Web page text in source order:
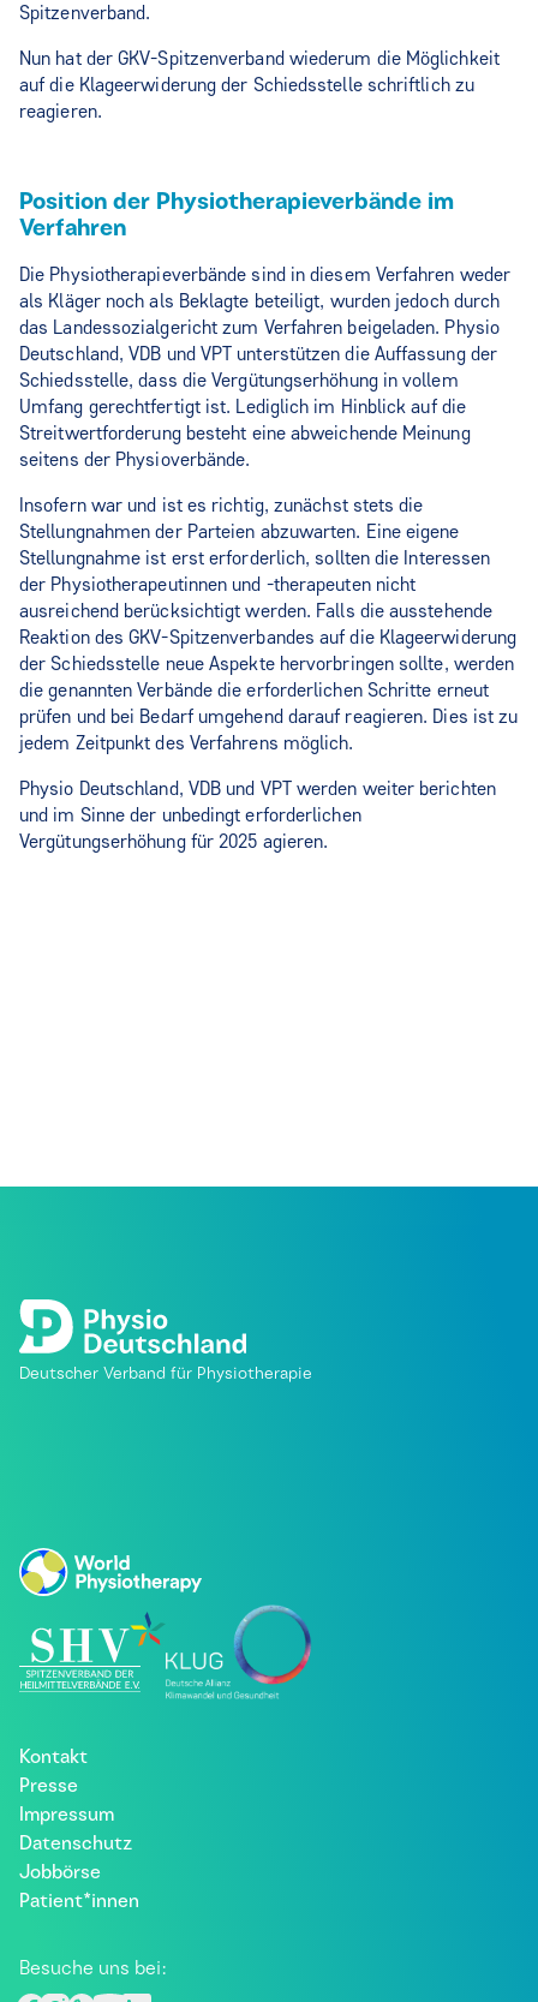
Spitzenverband.
Nun hat der GKV-Spitzenverband wiederum die Möglichkeit
auf die Klageerwiderung der Schiedsstelle schriftlich zu
reagieren.
Position der Physiotherapieverbände im
Verfahren
Die Physiotherapieverbände sind in diesem Verfahren weder
als Kläger noch als Beklagte beteiligt, wurden jedoch durch
das Landessozialgericht zum Verfahren beigeladen. Physio
Deutschland, VDB und VPT unterstützen die Auffassung der
Schiedsstelle, dass die Vergütungserhöhung in vollem
Umfang gerechtfertigt ist. Lediglich im Hinblick auf die
Streitwertforderung besteht eine abweichende Meinung
seitens der Physioverbände.
Insofern war und ist es richtig, zunächst stets die
Stellungnahmen der Parteien abzuwarten. Eine eigene
Stellungnahme ist erst erforderlich, sollten die Interessen
der Physiotherapeutinnen und -therapeuten nicht
ausreichend berücksichtigt werden. Falls die ausstehende
Reaktion des GKV-Spitzenverbandes auf die Klageerwiderung
der Schiedsstelle neue Aspekte hervorbringen sollte, werden
die genannten Verbände die erforderlichen Schritte erneut
prüfen und bei Bedarf umgehend darauf reagieren. Dies ist zu
jedem Zeitpunkt des Verfahrens möglich.
Physio Deutschland, VDB und VPT werden weiter berichten
und im Sinne der unbedingt erforderlichen
Vergütungserhöhung für 2025 agieren.
Deutscher Verband für Physiotherapie
Kontakt
Presse
Impressum
Datenschutz
Jobbörse
Patient*innen
Besuche uns bei: